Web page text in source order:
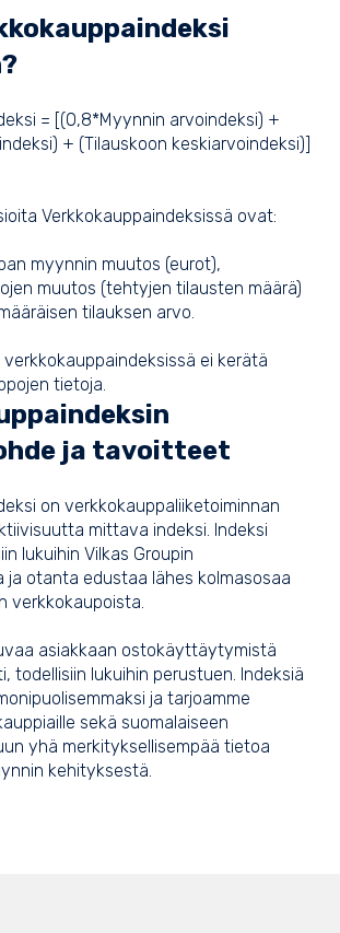
= [(0,8*Myynnin arvoindeksi) +
+ (Tilauskoon keskiarvoindeksi)]
Verkkokauppaindeksissä ovat:
myynnin muutos (eurot),
muutos (tehtyjen tilausten määrä)
tilauksen arvo.
ei kerätä
tietoja.
ja tavoitteet
on verkkokauppaliiketoiminnan
mittava indeksi. Indeksi
lukuihin Vilkas Groupin
ja otanta edustaa lähes kolmasosaa
verkkokaupoista.
asiakkaan ostokäyttäytymistä
todellisiin lukuihin perustuen. Indeksiä
ja tarjoamme
sekä suomalaiseen
yhä merkityksellisempää tietoa
kehityksestä.